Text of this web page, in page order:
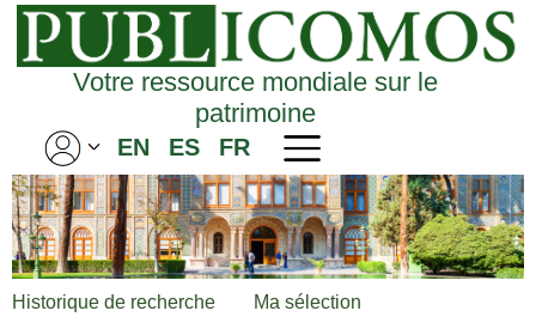
Votre ressource mondiale sur le
patrimoine
EN ES FR
Historique de recherche Ma sélection